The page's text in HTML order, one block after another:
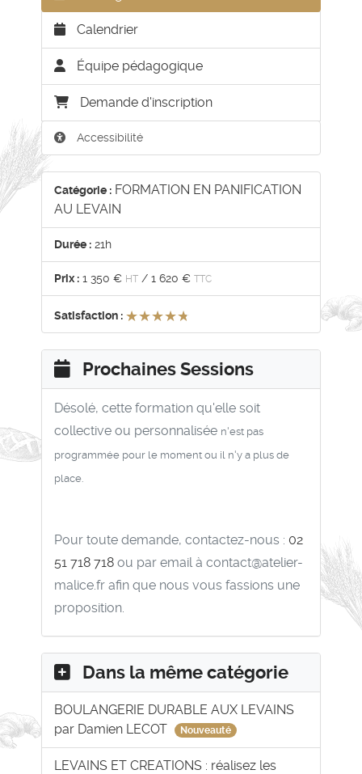
Calendrier
Équipe pédagogique
Demande d'inscription
Accessibilité
Catégorie : FORMATION EN PANIFICATION
AU LEVAIN
Durée : 21h
Prix : 1 350 € HT /1 620 €TTC
Satisfaction : ★★★★★
★★★★★
Prochaines Sessions
Désolé, cette formation qu'elle soit
collective ou personnalisée n'est pas
programmée pour le moment ou il n'y a plus de
place.
Pour toute demande, contactez-nous : 02
51 718 718 ou par email à contact@atelier-
malice.fr afin que nous vous fassions une
proposition.
Dans la même catégorie
BOULANGERIE DURABLE AUX LEVAINS
par Damien LECOT
Nouveauté
LEVAINS ET CREATIONS : réalisez les